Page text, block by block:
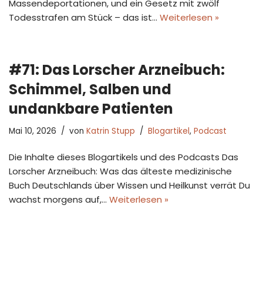
Massendeportationen, und ein Gesetz mit zwölf
Todesstrafen am Stück – das ist… Weiterlesen »
#71: Das Lorscher Arzneibuch:
Schimmel, Salben und
undankbare Patienten
Mai 10, 2026 von Katrin Stupp Blogartikel, Podcast
Die Inhalte dieses Blogartikels und des Podcasts Das
Lorscher Arzneibuch: Was das älteste medizinische
Buch Deutschlands über Wissen und Heilkunst verrät Du
wachst morgens auf,… Weiterlesen »